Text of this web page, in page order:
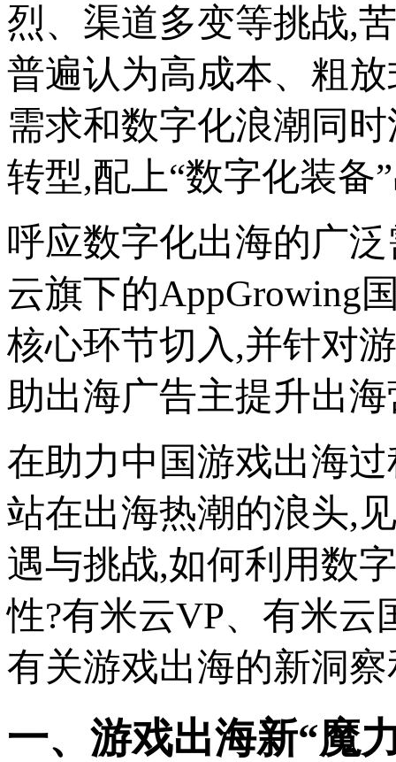
烈、渠道多变等挑战,
普遍认为高成本、粗
需求和数字化浪潮同
转型,配上“数字化装备
呼应数字化出海的广
云旗下的AppGrowing
核心环节切入,并针对
助出海广告主提升出
在助力中国游戏出海
站在出海热潮的浪头,
遇与挑战,如何利用数
性?有米云VP、有米
有关游戏出海的新洞
一、游戏出海新“魔